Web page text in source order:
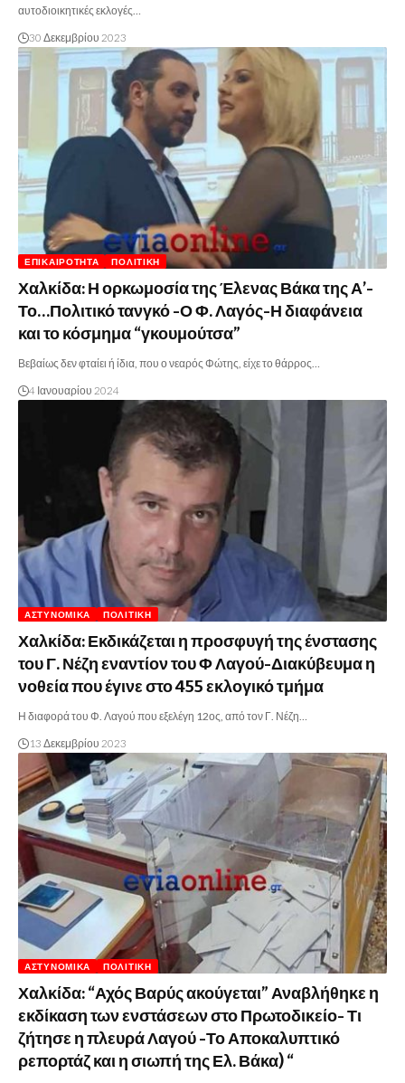
αυτοδιοικητικές εκλογές…
30 Δεκεμβρίου 2023
ΕΠΙΚΑΙΡΌΤΗΤΑ ΠΟΛΙΤΙΚΉ
Χαλκίδα: Η ορκωμοσία της Έλενας Βάκα της Α’-
Το…Πολιτικό τανγκό -Ο Φ. Λαγός-Η διαφάνεια
και το κόσμημα “γκουμούτσα”
Βεβαίως δεν φταίει ή ίδια, που ο νεαρός Φώτης, είχε το θάρρος…
4 Ιανουαρίου 2024
ΑΣΤΥΝΟΜΙΚΆ ΠΟΛΙΤΙΚΉ
Χαλκίδα: Εκδικάζεται η προσφυγή της ένστασης
του Γ. Νέζη εναντίον του Φ Λαγού-Διακύβευμα η
νοθεία που έγινε στο 455 εκλογικό τμήμα
Η διαφορά του Φ. Λαγού που εξελέγη 12ος, από τον Γ. Νέζη…
13 Δεκεμβρίου 2023
ΑΣΤΥΝΟΜΙΚΆ ΠΟΛΙΤΙΚΉ
Χαλκίδα: “Αχός Βαρύς ακούγεται” Αναβλήθηκε η
εκδίκαση των ενστάσεων στο Πρωτοδικείο- Τι
ζήτησε η πλευρά Λαγού -Το Αποκαλυπτικό
ρεπορτάζ και η σιωπή της Ελ. Βάκα) “